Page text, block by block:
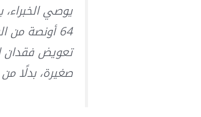
يوصي
64 أونصة
تعويض فقدان
صغيرة، بدلًا